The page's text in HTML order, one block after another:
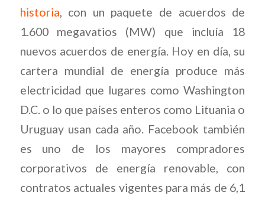
historia , con un paquete de acuerdos de
1.600 megavatios (MW) que incluía 18
nuevos acuerdos de energía. Hoy en día, su
cartera mundial de energía produce más
electricidad que lugares como Washington
D.C. o lo que países enteros como Lituania o
Uruguay usan cada año. Facebook también
es uno de los mayores compradores
corporativos de energía renovable, con
contratos actuales vigentes para más de 6,1